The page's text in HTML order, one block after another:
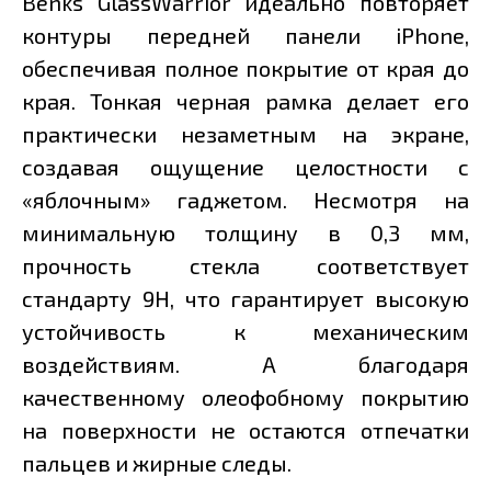
контуры передней панели iPhone,
обеспечивая полное покрытие от края до
края. Тонкая черная рамка делает его
практически незаметным на экране,
создавая ощущение целостности с
«яблочным» гаджетом. Несмотря на
минимальную толщину в 0,3 мм,
прочность стекла соответствует
стандарту 9H, что гарантирует высокую
устойчивость к механическим
воздействиям. А благодаря
качественному олеофобному покрытию
на поверхности не остаются отпечатки
пальцев и жирные следы.